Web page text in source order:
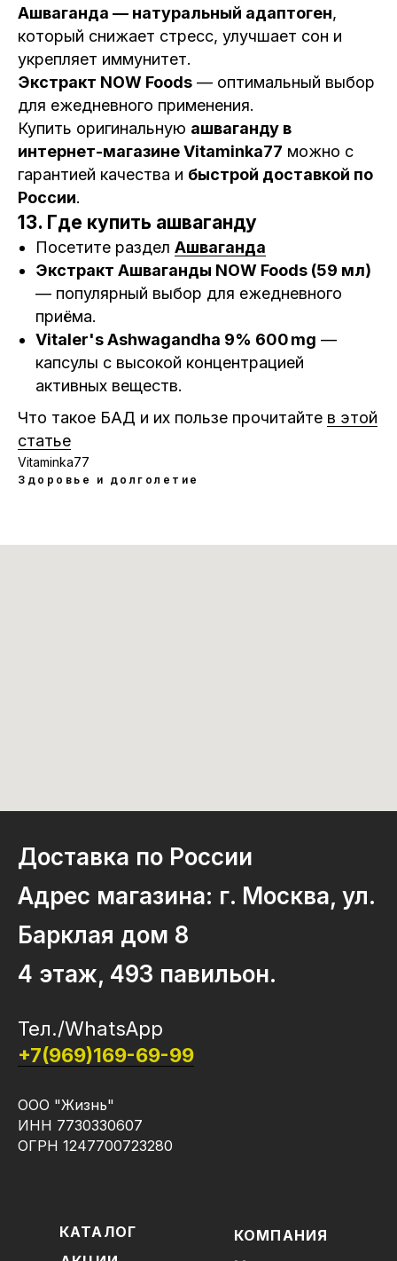
Ашваганда — натуральный адаптоген,
который снижает стресс, улучшает сон и
укрепляет иммунитет.
Экстракт NOW Foods — оптимальный выбор
для ежедневного применения.
Купить оригинальную ашваганду в
интернет-магазине Vitaminka77 можно с
гарантией качества и быстрой доставкой по
России.
13. Где купить ашваганду
Посетите раздел Ашваганда
Экстракт Ашваганды NOW Foods (59 мл)
— популярный выбор для ежедневного
приёма.
Vitaler's Ashwagandha 9% 600 mg —
капсулы с высокой концентрацией
активных веществ.
Что такое БАД и их пользе прочитайте в этой
статье
Vitaminka77
Здоровье и долголетие
Доставка по России
Адрес магазина: г. Москва, ул.
Барклая дом 8
4 этаж, 493 павильон.
Тел./WhatsApp
+7(969)169-69-99
ООО "Жизнь"
ИНН 7730330607
ОГРН 1247700723280
КАТАЛОГ
КОМПАНИЯ